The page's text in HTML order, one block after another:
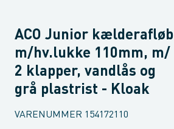
ACO Junior kælderafløb
m/hv.lukke 110mm, m/
2 klapper, vandlås og
grå plastrist - Kloak
VARENUMMER 154172110